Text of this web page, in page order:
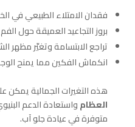
فقدان الامتلاء الطبيعي في
بروز التجاعيد العميقة حول
تراجع الابتسامة وتغيّر مظهر
انكماش الفكين مما يمنح
هذه التغيرات الجمالية يمكن
العظامواستعادة الدعم
متوفرة في عيادة جلو آب.